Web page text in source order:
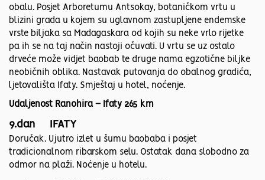
obalu. Posjet Arboretumu Antsokay, botaničkom vrtu u
blizini grada u kojem su uglavnom zastupljene endemske
vrste biljaka sa Madagaskara od kojih su neke vrlo rijetke
pa ih se na taj način nastoji očuvati. U vrtu se uz ostalo
drveće može vidjet baobab te druge nama egzotične biljke
neobičnih oblika. Nastavak putovanja do obalnog gradića,
ljetovališta Ifaty. Smještaj u hotel, noćenje.
Udaljenost Ranohira – Ifaty 265 km
9.dan IFATY
Doručak. Ujutro izlet u šumu baobaba i posjet
tradicionalnom ribarskom selu. Ostatak dana slobodno za
odmor na plaži. Noćenje u hotelu.